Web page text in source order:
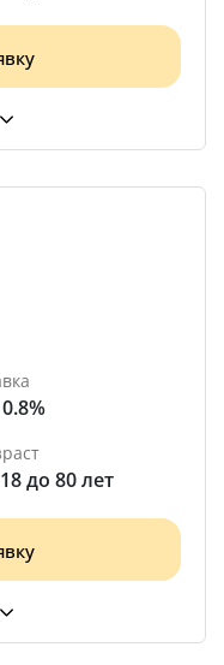
до 80 лет